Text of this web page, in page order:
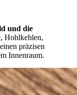
und die
Hohlkehlen,
präzisen
Innenraum.